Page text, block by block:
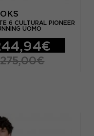
6 CULTURAL PIONEER
UOMO
275,00€